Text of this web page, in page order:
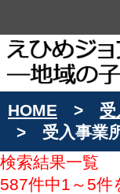
HOME
受
受入事業
検索結果一覧
587件中1～5件